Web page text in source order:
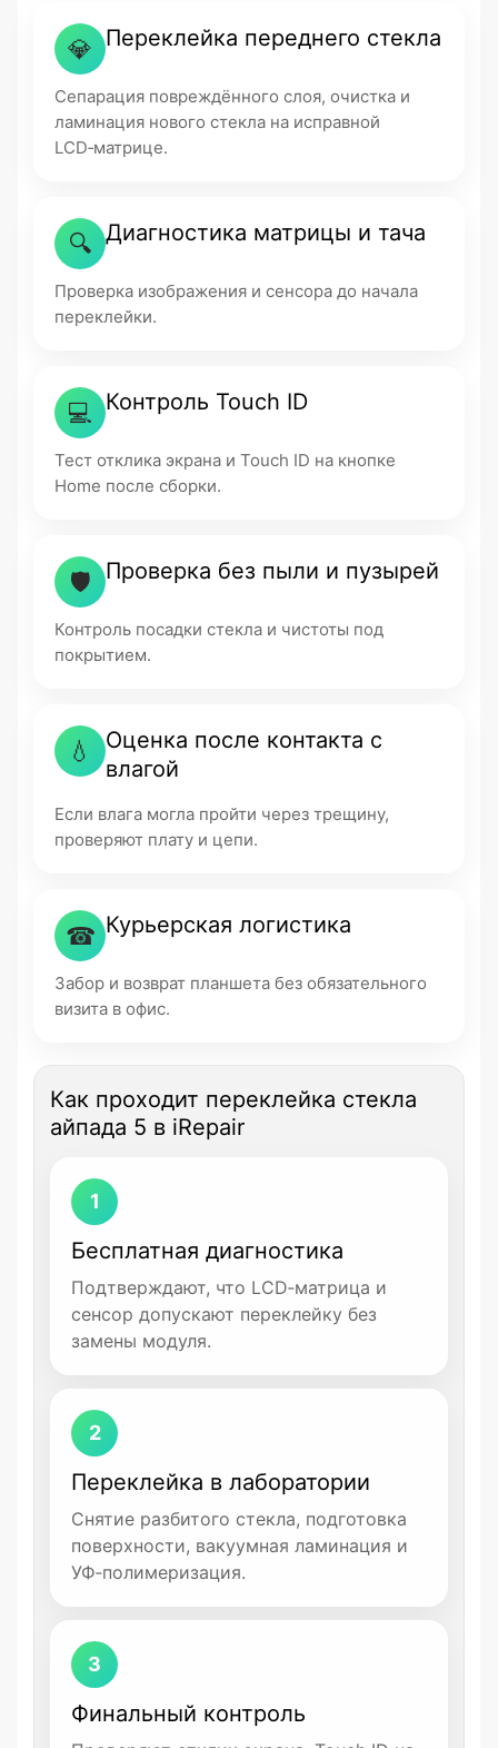
💎 Переклейка переднего стекла
Сепарация повреждённого слоя, очистка и
ламинация нового стекла на исправной
LCD‑матрице.
🔍 Диагностика матрицы и тача
Проверка изображения и сенсора до начала
переклейки.
💻 Контроль Touch ID
Тест отклика экрана и Touch ID на кнопке
Home после сборки.
🛡 Проверка без пыли и пузырей
Контроль посадки стекла и чистоты под
покрытием.
💧
Оценка после контакта с
влагой
Если влага могла пройти через трещину,
проверяют плату и цепи.
☎ Курьерская логистика
Забор и возврат планшета без обязательного
визита в офис.
Как проходит переклейка стекла
айпада 5 в iRepair
1
Бесплатная диагностика
Подтверждают, что LCD‑матрица и
сенсор допускают переклейку без
замены модуля.
2
Переклейка в лаборатории
Снятие разбитого стекла, подготовка
поверхности, вакуумная ламинация и
УФ‑полимеризация.
3
Финальный контроль